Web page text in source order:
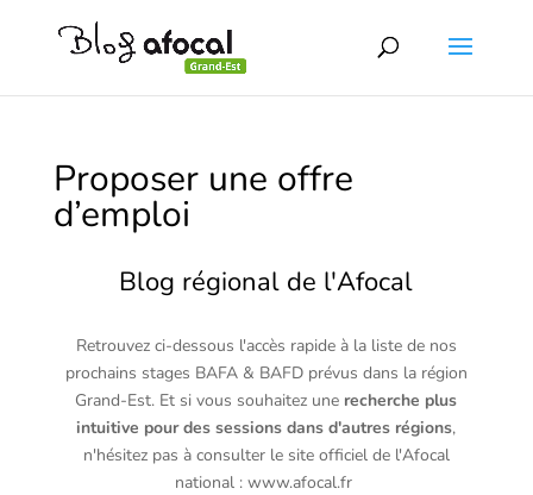
Proposer une offre
d’emploi
Blog régional de l'Afocal
Retrouvez ci-dessous l'accès rapide à la liste de nos
prochains stages BAFA & BAFD prévus dans la région
Grand-Est. Et si vous souhaitez une recherche plus
intuitive pour des sessions dans d'autres régions,
n'hésitez pas à consulter le site officiel de l'Afocal
national :www.afocal.fr